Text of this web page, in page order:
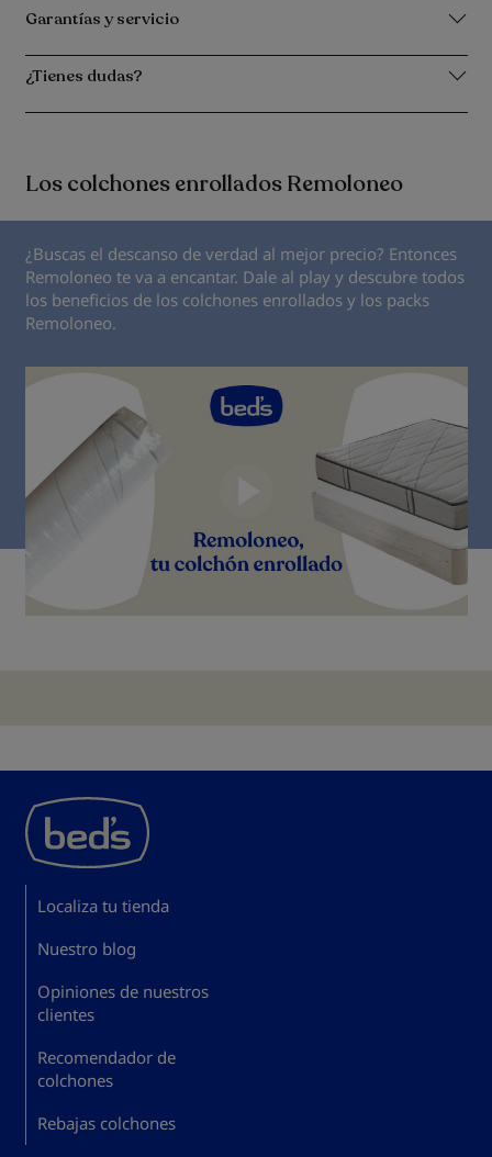
Garantías y servicio
¿Tienes dudas?
Los colchones enrollados Remoloneo
¿Buscas el descanso de verdad al mejor precio? Entonces
Remoloneo te va a encantar. Dale al play y descubre todos
los beneficios de los colchones enrollados y los packs
Remoloneo.
Localiza tu tienda
Nuestro blog
Opiniones de nuestros
clientes
Recomendador de
colchones
Rebajas colchones